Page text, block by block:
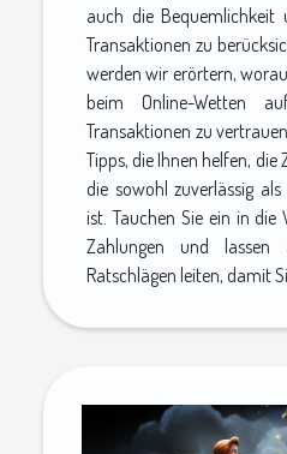
auch die Bequemlichkeit
Transaktionen zu
werden wir erörtern,
beim Online-Wetten
Transaktionen zu
Tipps, die Ihnen helfen, die
die sowohl zuverlässig
ist. Tauchen Sie ein in die
Zahlungen und
Ratschlägen leiten, damit